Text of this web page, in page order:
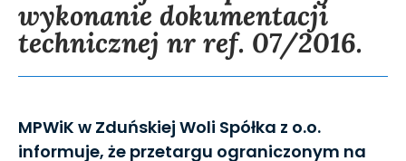
wykonanie dokumentacji
technicznej nr ref. 07/2016.
MPWiK w Zduńskiej Woli Spółka z o.o.
informuje, że przetargu ograniczonym na